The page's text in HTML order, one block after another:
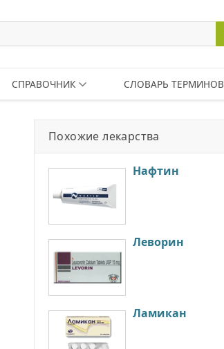
СПРАВОЧНИК СЛОВАРЬ ТЕРМИНОВ
Похожие лекарства
Нафтин
Леворин
Ламикан